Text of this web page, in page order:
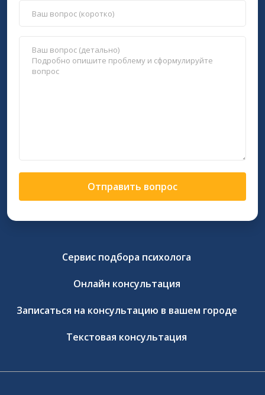
Отправить вопрос
Сервис подбора психолога
Онлайн консультация
Записаться на консультацию в вашем городе
Текстовая консультация